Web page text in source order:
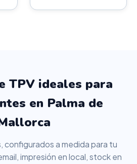
TPV ideales para
en Palma de
configurados a medida para tu
impresión en local, stock en